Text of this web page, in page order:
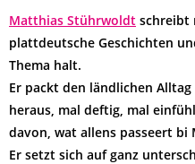
Matthias Stührwoldt schreibt
plattdeutsche Geschichten
Thema halt.
Er packt den ländlichen
heraus, mal deftig, mal
davon, wat allens passeert bi
Er setzt sich auf ganz